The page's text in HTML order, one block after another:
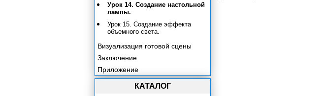
Урок 14. Создание настольной
лампы.
Урок 15. Создание эффекта
объемного света.
Визуализация готовой сцены
Заключение
Приложение
КАТАЛОГ